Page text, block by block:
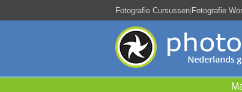
Fotografie Cursussen|Fotografie